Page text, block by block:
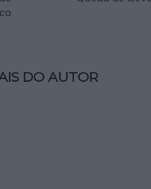
DO AUTOR